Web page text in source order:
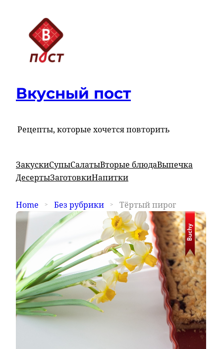
Вкусный пост
Рецепты, которые хочется повторить
ЗакускиСупыСалатыВторые блюдаВыпечка
ДесертыЗаготовкиНапитки
Home Без рубрики Тёртый пирог